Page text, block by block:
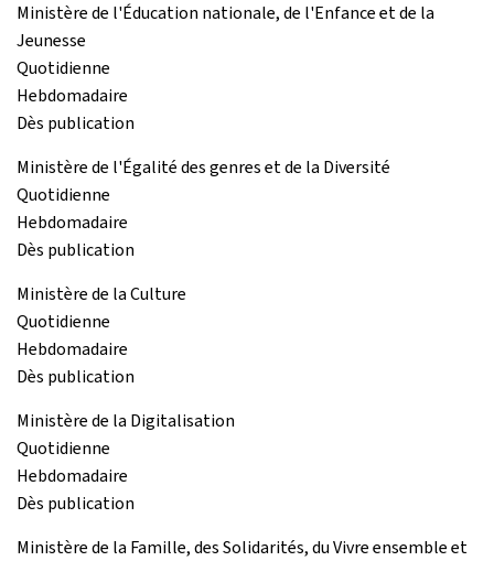
Ministère de l'Éducation nationale, de l'Enfance et de la
Jeunesse
Quotidienne
Hebdomadaire
Dès publication
Ministère de l'Égalité des genres et de la Diversité
Quotidienne
Hebdomadaire
Dès publication
Ministère de la Culture
Quotidienne
Hebdomadaire
Dès publication
Ministère de la Digitalisation
Quotidienne
Hebdomadaire
Dès publication
Ministère de la Famille, des Solidarités, du Vivre ensemble et